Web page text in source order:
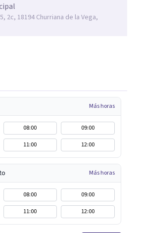
Vilmar y me dediqué a hacer terapia
Todo ello compaginado con la
y proyectos como
en residencias de adultos;
de Adultos con Discapacidad
talleres para poblaciones
y terapias para mujeres
2c, 18194 Churriana de la Vega,
Más horas
08:00
09:00
11:00 12:00
Más horas
08:00
09:00
11:00 12:00